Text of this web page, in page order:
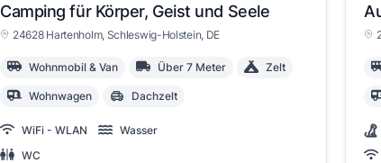
Camping für Körper, Geist und Seele
24628 Hartenholm, Schleswig-Holstein, DE
Wohnmobil & Van Über 7 Meter Zelt
Wohnwagen Dachzelt
WiFi - WLAN
Wasser
WC